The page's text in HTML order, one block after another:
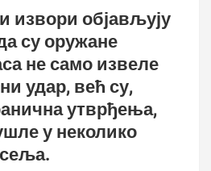
извори објављују
су оружане
не само извеле
удар, већ су,
утврђења,
у неколико